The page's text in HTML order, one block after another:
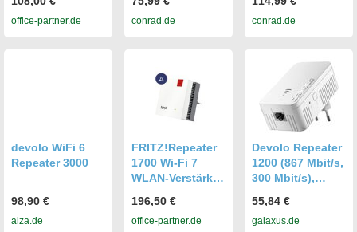
office-partner.de
Mesh-fähig
conrad.de
Mesh-fähig
conrad.de
devolo WiFi 6
Repeater 3000
98,90 €
alza.de
FRITZ!Repeater
1700 Wi-Fi 7
WLAN-Verstärker
196,50 €
office-partner.de
Devolo Repeater
1200 (867 Mbit/s,
300 Mbit/s),
55,84 €
galaxus.de